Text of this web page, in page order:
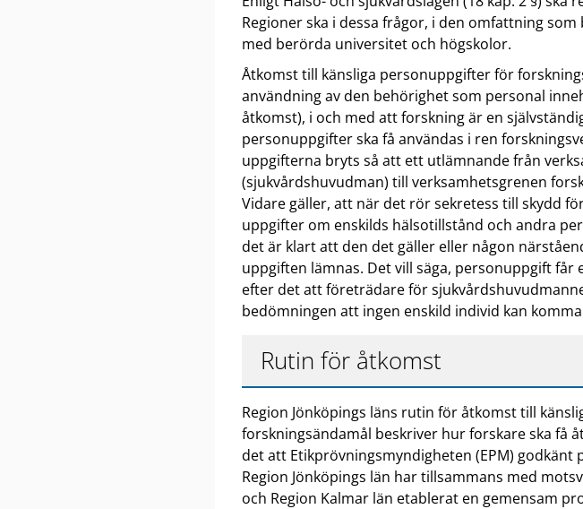
Regioner ska i dessa frågor, i den omfattning
med berörda universitet och högskolor.
Åtkomst till känsliga personuppgifter för
användning av den behörighet som personal
åtkomst), i och med att forskning är en
personuppgifter ska få användas i ren
uppgifterna bryts så att ett utlämnande från
(sjukvårdshuvudman) till verksamhetsgrenen
Vidare gäller, att när det rör sekretess till skydd
uppgifter om enskilds hälsotillstånd och andra
det är klart att den det gäller eller någon
uppgiften lämnas. Det vill säga, personuppgift
efter det att företrädare för
bedömningen att ingen enskild individ kan
Rutin för åtkomst
Region Jönköpings läns rutin för åtkomst till
forskningsändamål beskriver hur forskare ska få
det att Etikprövningsmyndigheten (EPM) godkänt
Region Jönköpings län har tillsammans med
och Region Kalmar län etablerat en gemensam